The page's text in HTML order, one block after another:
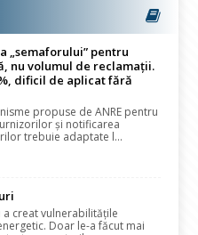
„semaforului” pentru
nu volumul de reclamații.
dificil de aplicat fără
propuse de ANRE pentru
și notificarea
trebuie adaptate l...
a creat vulnerabilitățile
Doar le-a făcut mai